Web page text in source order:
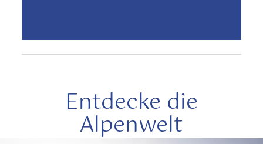
Entdecke die
Alpenwelt